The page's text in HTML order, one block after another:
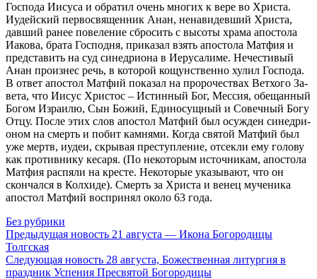
Гос­по­да Иису­са и об­ра­тил очень мно­гих к ве­ре во Хри­ста.
Иудей­ский пер­во­свя­щен­ник Анан, нена­ви­дев­ший Хри­ста,
дав­ший ра­нее по­ве­ле­ние сбро­сить с вы­со­ты хра­ма апо­сто­ла
Иа­ко­ва, бра­та Гос­под­ня, при­ка­зал взять апо­сто­ла Мат­фия и
пред­ста­вить на суд си­нед­ри­о­на в Иеру­са­ли­ме. Нече­сти­вый
Анан про­из­нес речь, в ко­то­рой ко­щун­ствен­но ху­лил Гос­по­да.
В от­вет апо­стол Мат­фий по­ка­зал на про­ро­че­ствах Вет­хо­го За­
ве­та, что Иисус Хри­стос – Ис­тин­ный Бог, Мес­сия, обе­щан­ный
Бо­гом Из­ра­и­лю, Сын Бо­жий, Еди­но­сущ­ный и Со­веч­ный Бо­гу
От­цу. По­сле этих слов апо­стол Мат­фий был осуж­ден си­нед­ри­
о­ном на смерть и по­бит кам­ня­ми. Ко­гда свя­той Мат­фий был
уже мертв, иудеи, скры­вая пре­ступ­ле­ние, от­сек­ли ему го­ло­ву
как про­тив­ни­ку ке­са­ря. (По неко­то­рым ис­точ­ни­кам, апо­сто­ла
Мат­фия рас­пя­ли на кре­сте. Неко­то­рые ука­зы­ва­ют, что он
скон­чал­ся в Кол­хи­де). Смерть за Хри­ста и ве­нец му­че­ни­ка
апо­стол Мат­фий вос­при­нял око­ло 63 го­да.
Без рубрики
Предыдущая новость 21 августа — Икона Богородицы
Толгская
Следующая новость 28 августа, Божественная литургия в
праздник Успения Пресвятой Богородицы